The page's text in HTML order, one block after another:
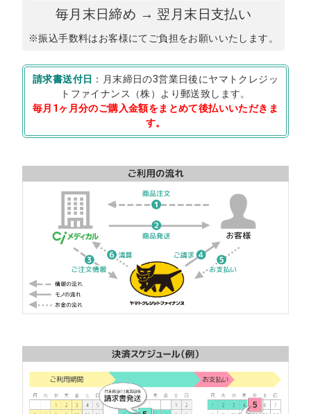
毎月末日締め → 翌月末日支払い
※振込手数料はお客様にてご負担をお願いいたします。
請求書送付日 ：月末締日の3営業日後にヤマトクレジッ
トファイナンス（株）より郵送致します。
毎月1ヶ月分のご購入金額をまとめて後払いいただきま
す。